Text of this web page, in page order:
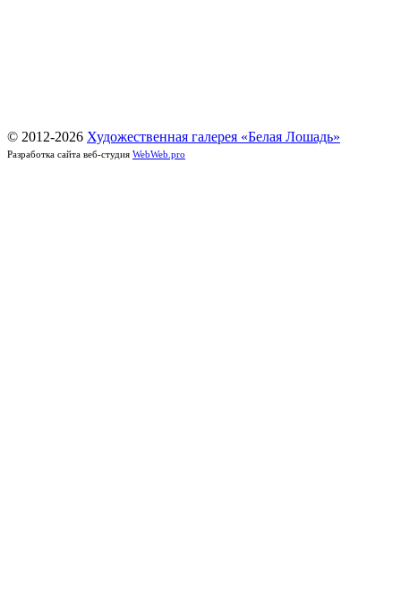
© 2012-2026 Художественная галерея «Белая Лошадь»
Разработка сайта веб-студия WebWeb.pro